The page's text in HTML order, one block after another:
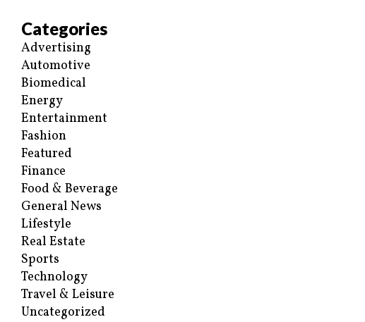
Categories
Advertising
Automotive
Biomedical
Energy
Entertainment
Fashion
Featured
Finance
Food & Beverage
General News
Lifestyle
Real Estate
Sports
Technology
Travel & Leisure
Uncategorized